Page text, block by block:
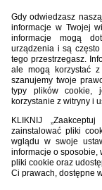
– Olimpii Elbląg w
F.05 oraz S.05
– Skrze
F.04 Podręcznika
– Raduni Stężyca w
F.04 Podręcznika